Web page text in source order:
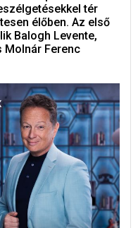
tér
élőben. Az első
Balogh Levente,
Molnár Ferenc